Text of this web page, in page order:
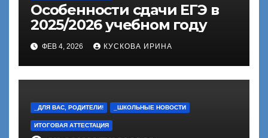
Особенности сдачи ЕГЭ в
2025/2026 учебном году
ФЕВ 4, 2026 КУСКОВА ИРИНА
_ДЛЯ ВАС, РОДИТЕЛИ! _ШКОЛЬНЫЕ НОВОСТИ
ИТОГОВАЯ АТТЕСТАЦИЯ